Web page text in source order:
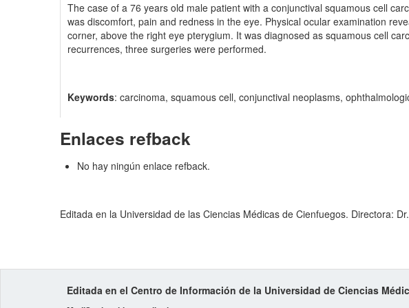
The case of a 76 years old male patient with a conjunctival squamous cell
was discomfort, pain and redness in the eye. Physical ocular examination
corner, above the right eye pterygium. It was diagnosed as squamous cell
recurrences, three surgeries were performed.
Keywords: carcinoma, squamous cell, conjunctival neoplasms,
Enlaces refback
No hay ningún enlace refback.
Editada en la Universidad de las Ciencias Médicas de Cienfuegos. Directora:
Editada en el Centro de Información de la Universidad de Ciencias